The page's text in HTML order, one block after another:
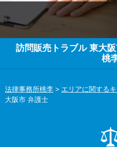
訪問販売トラブル 東大
桃
法律事務所桃李 > エリアに関する
大阪市 弁護士